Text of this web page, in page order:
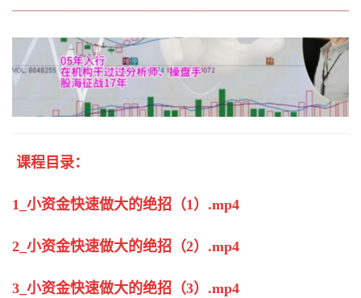
课程目录：
1_小资金快速做大的绝招（1）.mp4
2_小资金快速做大的绝招（2）.mp4
3_小资金快速做大的绝招（3）.mp4